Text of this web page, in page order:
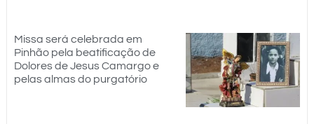
Missa será celebrada em
Pinhão pela beatificação de
Dolores de Jesus Camargo e
pelas almas do purgatório